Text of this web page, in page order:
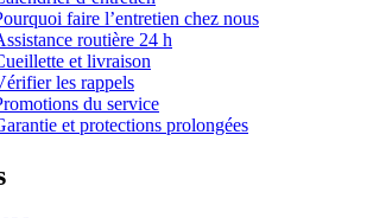
faire l’entretien chez nous
routière 24 h
et livraison
les rappels
du service
et protections prolongées